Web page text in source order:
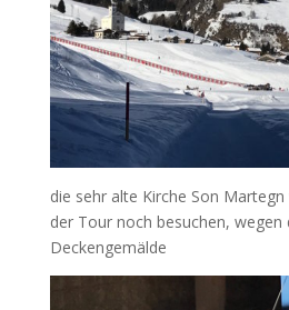
die sehr alte Kirche Son
der Tour noch besuchen,
Deckengemälde